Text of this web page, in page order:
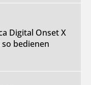
Digital Onset X
bedienen